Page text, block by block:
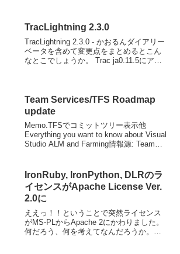
TracLightning 2.3.0
TracLightning 2.3.0 - かおるんダイアリー
ベータを含めて変更点をまとめるとこん
なとこでしょうか。 Trac ja0.11.5にアッ
Team Services/TFS Roadmap
update
Memo.TFSでコミットツリー表示他
Everything you want to know about Visual
Studio ALM and Farming情報源: Team
IronRuby, IronPython, DLRのラ
イセンスがApache License Ver.
2.0に
ええっ！！ということで突然ライセンス
がMS-PLからApache 2にかわりました。
何だろう、何を考えてなんだろうか。ま